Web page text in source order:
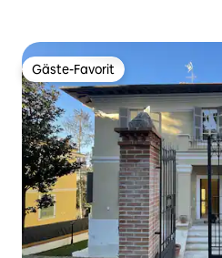
Gäste-Favorit
Gäste-Favorit